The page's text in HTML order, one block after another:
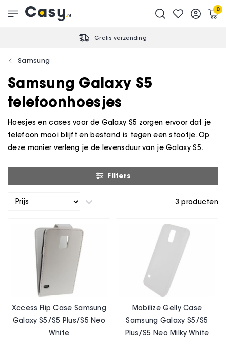
Gratis verzending
0
Samsung
Samsung Galaxy S5
telefoonhoesjes
Hoesjes en cases voor de Galaxy S5 zorgen ervoor dat je
telefoon mooi blijft en bestand is tegen een stootje. Op
deze manier verleng je de levensduur van je Galaxy S5.
Filters
3 producten
Xccess Flip Case Samsung
Galaxy S5/S5 Plus/S5 Neo
White
Mobilize Gelly Case
Samsung Galaxy S5/S5
Plus/S5 Neo Milky White